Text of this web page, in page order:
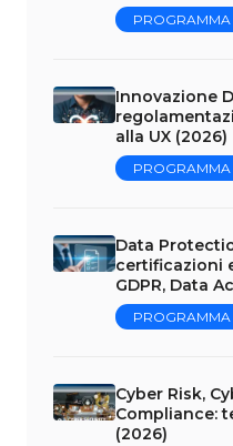
PROGRAMMA
Innovazione
alla UX (2026)
PROGRAMMA
Data
certificazioni
GDPR, Data
PROGRAMMA
Cyber Risk,
Compliance:
(2026)